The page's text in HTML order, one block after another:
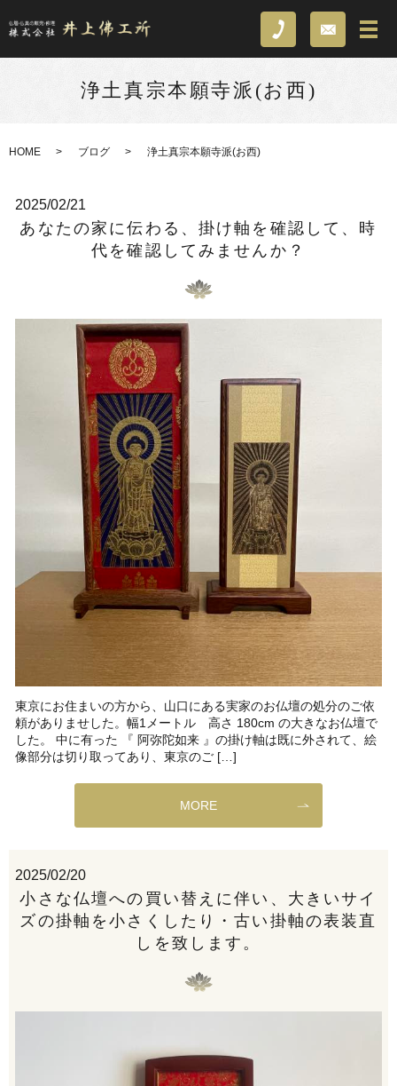
浄土真宗本願寺派(お西)
HOME ブログ 浄土真宗本願寺派(お西)
2025/02/21
あなたの家に伝わる、掛け軸を確認して、時
代を確認してみませんか？
東京にお住まいの方から、山口にある実家のお仏壇の処分のご依
頼がありませした。幅1メートル 高さ 180cm の大きなお仏壇で
した。 中に有った 『 阿弥陀如来 』の掛け軸は既に外されて、絵
像部分は切り取ってあり、東京のご […]
MORE
2025/02/20
小さな仏壇への買い替えに伴い、大きいサイ
ズの掛軸を小さくしたり・古い掛軸の表装直
しを致します。